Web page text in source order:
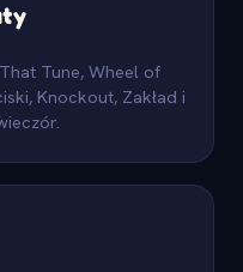
Tune, Wheel of
Knockout, Zakład i